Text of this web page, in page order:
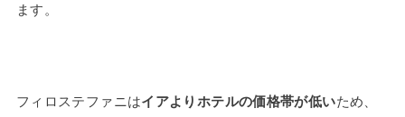
ます。
フィロステファニはイアよりホテルの価格帯が低いため、